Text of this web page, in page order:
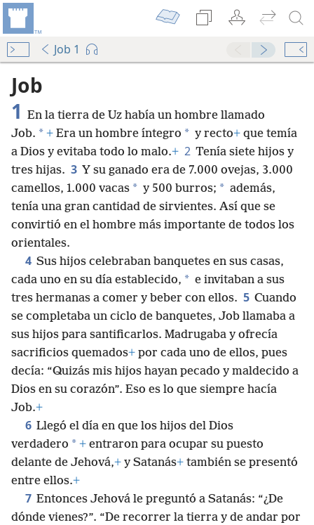
Job 1
Job
1 En la tierra de Uz había un hombre llamado
Job. * + Era un hombre íntegro * y recto+ que temía
a Dios y evitaba todo lo malo.+ 2 Tenía siete hijos y
tres hijas. 3 Y su ganado era de 7.000 ovejas, 3.000
camellos, 1.000 vacas * y 500 burros; * además,
tenía una gran cantidad de sirvientes. Así que se
convirtió en el hombre más importante de todos los
orientales.
4 Sus hijos celebraban banquetes en sus casas,
cada uno en su día establecido, * e invitaban a sus
tres hermanas a comer y beber con ellos. 5 Cuando
se completaba un ciclo de banquetes, Job llamaba a
sus hijos para santificarlos. Madrugaba y ofrecía
sacrificios quemados+ por cada uno de ellos, pues
decía: “Quizás mis hijos hayan pecado y maldecido a
Dios en su corazón”. Eso es lo que siempre hacía
Job.+
6 Llegó el día en que los hijos del Dios
verdadero * + entraron para ocupar su puesto
delante de Jehová,+ y Satanás+ también se presentó
entre ellos.+
7 Entonces Jehová le preguntó a Satanás: “¿De
dónde vienes?”. “De recorrer la tierra y de andar por